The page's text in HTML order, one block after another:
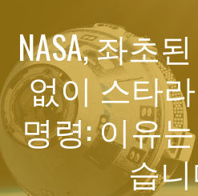
NASA, 좌초
없이 스타
명령: 이유
습